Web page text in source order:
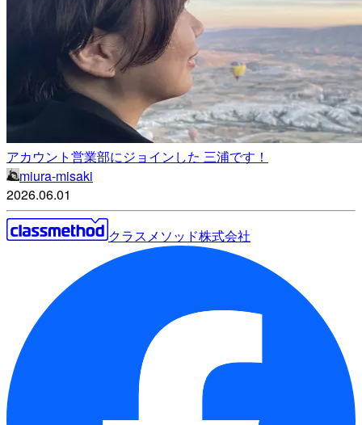
アカウント営業部にジョインした 三浦です！
miura-misaki
2026.06.01
クラスメソッド株式会社